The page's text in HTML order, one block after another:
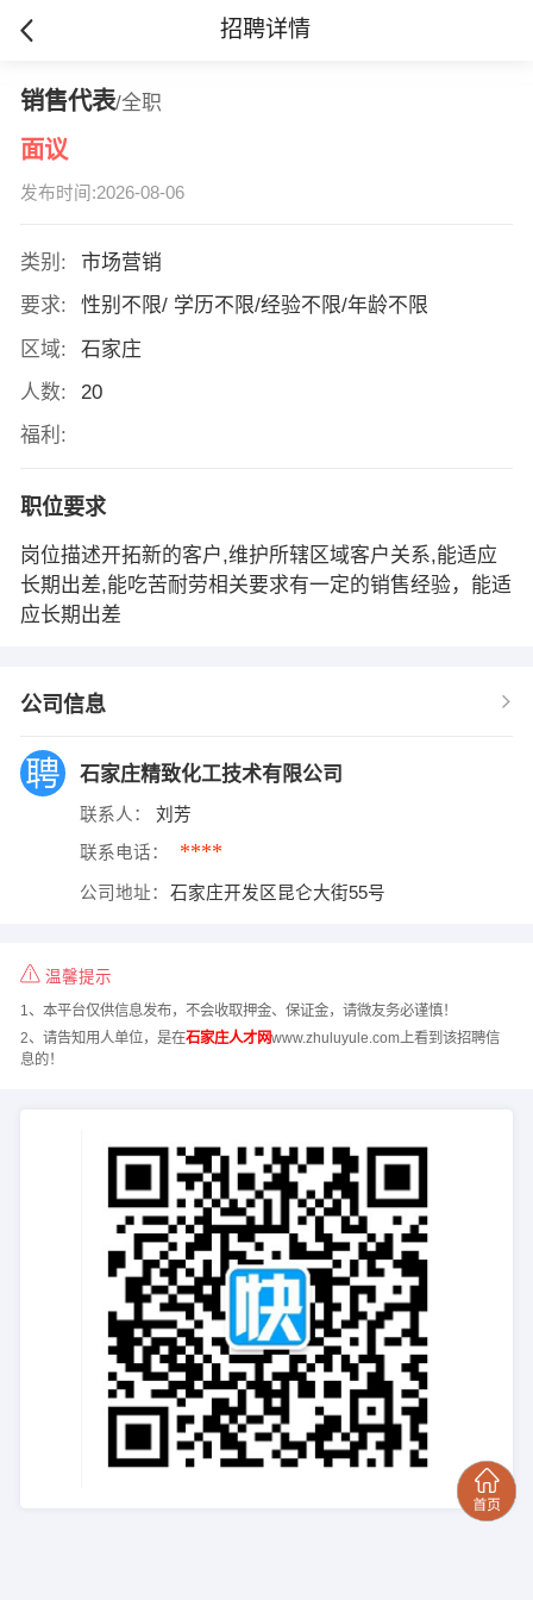
招聘详情
销售代表/全职
面议
发布时间:2026-08-06
类别:
市场营销
要求:
性别不限/ 学历不限/经验不限/年龄不限
区域:
石家庄
人数:
20
福利:
职位要求
岗位描述开拓新的客户,维护所辖区域客户关系,能适应
长期出差,能吃苦耐劳相关要求有一定的销售经验，能适
应长期出差
公司信息
石家庄精致化工技术有限公司
联系人： 刘芳
联系电话： ****
公司地址： 石家庄开发区昆仑大街55号
温馨提示
1、本平台仅供信息发布，不会收取押金、保证金，请微友务必谨慎！
2、请告知用人单位，是在石家庄人才网www.zhuluyule.com上看到该招聘信
息的！